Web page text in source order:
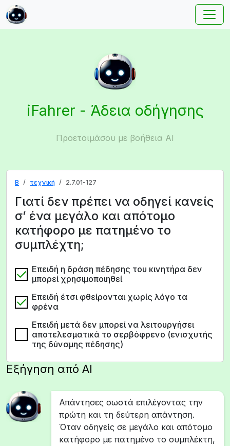
iFahrer - Άδεια οδήγησης
Προετοιμάσου με βοήθεια AI
B τεχνική 2.7.01-127
Γιατί δεν πρέπει να οδηγεί κανείς
σ’ ένα μεγάλο και απότομο
κατήφορο με πατημένο το
συμπλέχτη;
Επειδή η δράση πέδησης του κινητήρα δεν
μπορεί χρησιμοποιηθεί
Επειδή έτσι φθείρονται χωρίς λόγο τα
φρένα
Επειδή μετά δεν μπορεί να λειτουργήσει
αποτελεσματικά το σερβόφρενο (ενισχυτής
της δύναμης πέδησης)
Εξήγηση από AI
Απάντησες σωστά επιλέγοντας την
πρώτη και τη δεύτερη απάντηση.
Όταν οδηγείς σε μεγάλο και απότομο
κατήφορο με πατημένο το συμπλέκτη,